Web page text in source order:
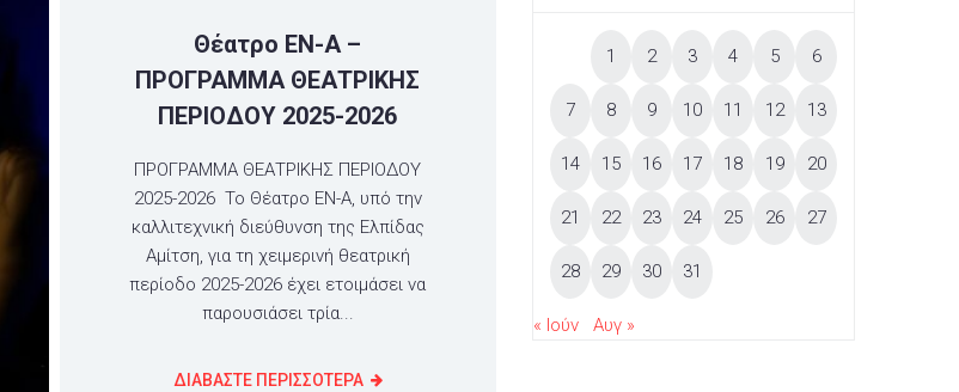
Θέατρο ΕΝ-Α –
ΠΡΟΓΡΑΜΜΑ ΘΕΑΤΡΙΚΗΣ
ΠΕΡΙΟΔΟΥ 2025-2026
ΠΡΟΓΡΑΜΜΑ ΘΕΑΤΡΙΚΗΣ ΠΕΡΙΟΔΟΥ
2025-2026 Το Θέατρο ΕΝ-Α, υπό την
καλλιτεχνική διεύθυνση της Ελπίδας
Αμίτση, για τη χειμερινή θεατρική
περίοδο 2025-2026 έχει ετοιμάσει να
παρουσιάσει τρία...
ΔΙΑΒΑΣΤΕ ΠΕΡΙΣΣΟΤΕΡΑ
1 2 3 4 5 6
7 8 9 10 11 12 13
14 15 16 17 18 19 20
21 22 23 24 25 26 27
28 29 30 31
« Ιούν Αυγ »